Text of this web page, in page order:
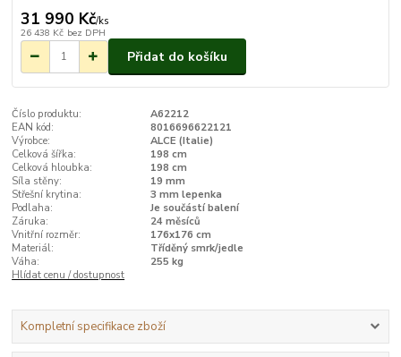
31 990 Kč/ks
26 438 Kč bez DPH
Přidat do košíku
Číslo produktu:
A62212
EAN kód:
8016696622121
Výrobce:
ALCE (Italie)
Celková šířka:
198 cm
Celková hloubka:
198 cm
Síla stěny:
19 mm
Střešní krytina:
3 mm lepenka
Podlaha:
Je součástí balení
Záruka:
24 měsíců
Vnitřní rozměr:
176x176 cm
Materiál:
Tříděný smrk/jedle
Váha:
255 kg
Hlídat cenu / dostupnost
Kompletní specifikace zboží